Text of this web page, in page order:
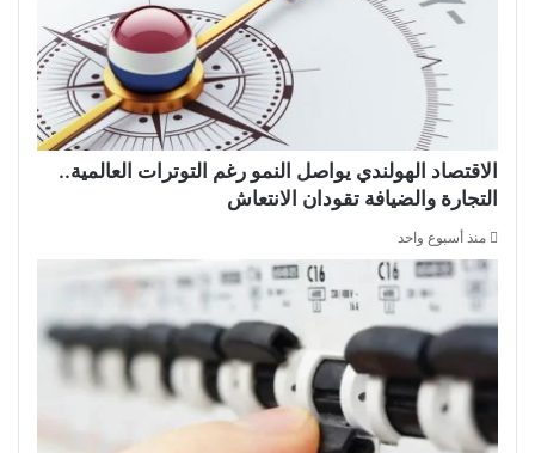
الاقتصاد الهولندي يواصل النمو رغم التوترات العالمية..
التجارة والضيافة تقودان الانتعاش
منذ أسبوع واحد